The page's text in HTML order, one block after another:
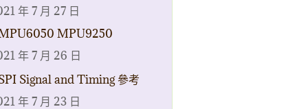
年 7 月 27 日
MPU9250
年 7 月 26 日
Signal and Timing 參考
年 7 月 23 日